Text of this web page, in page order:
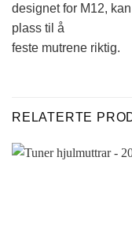
designet for M12,
plass til å
feste mutrene riktig.
RELATERTE